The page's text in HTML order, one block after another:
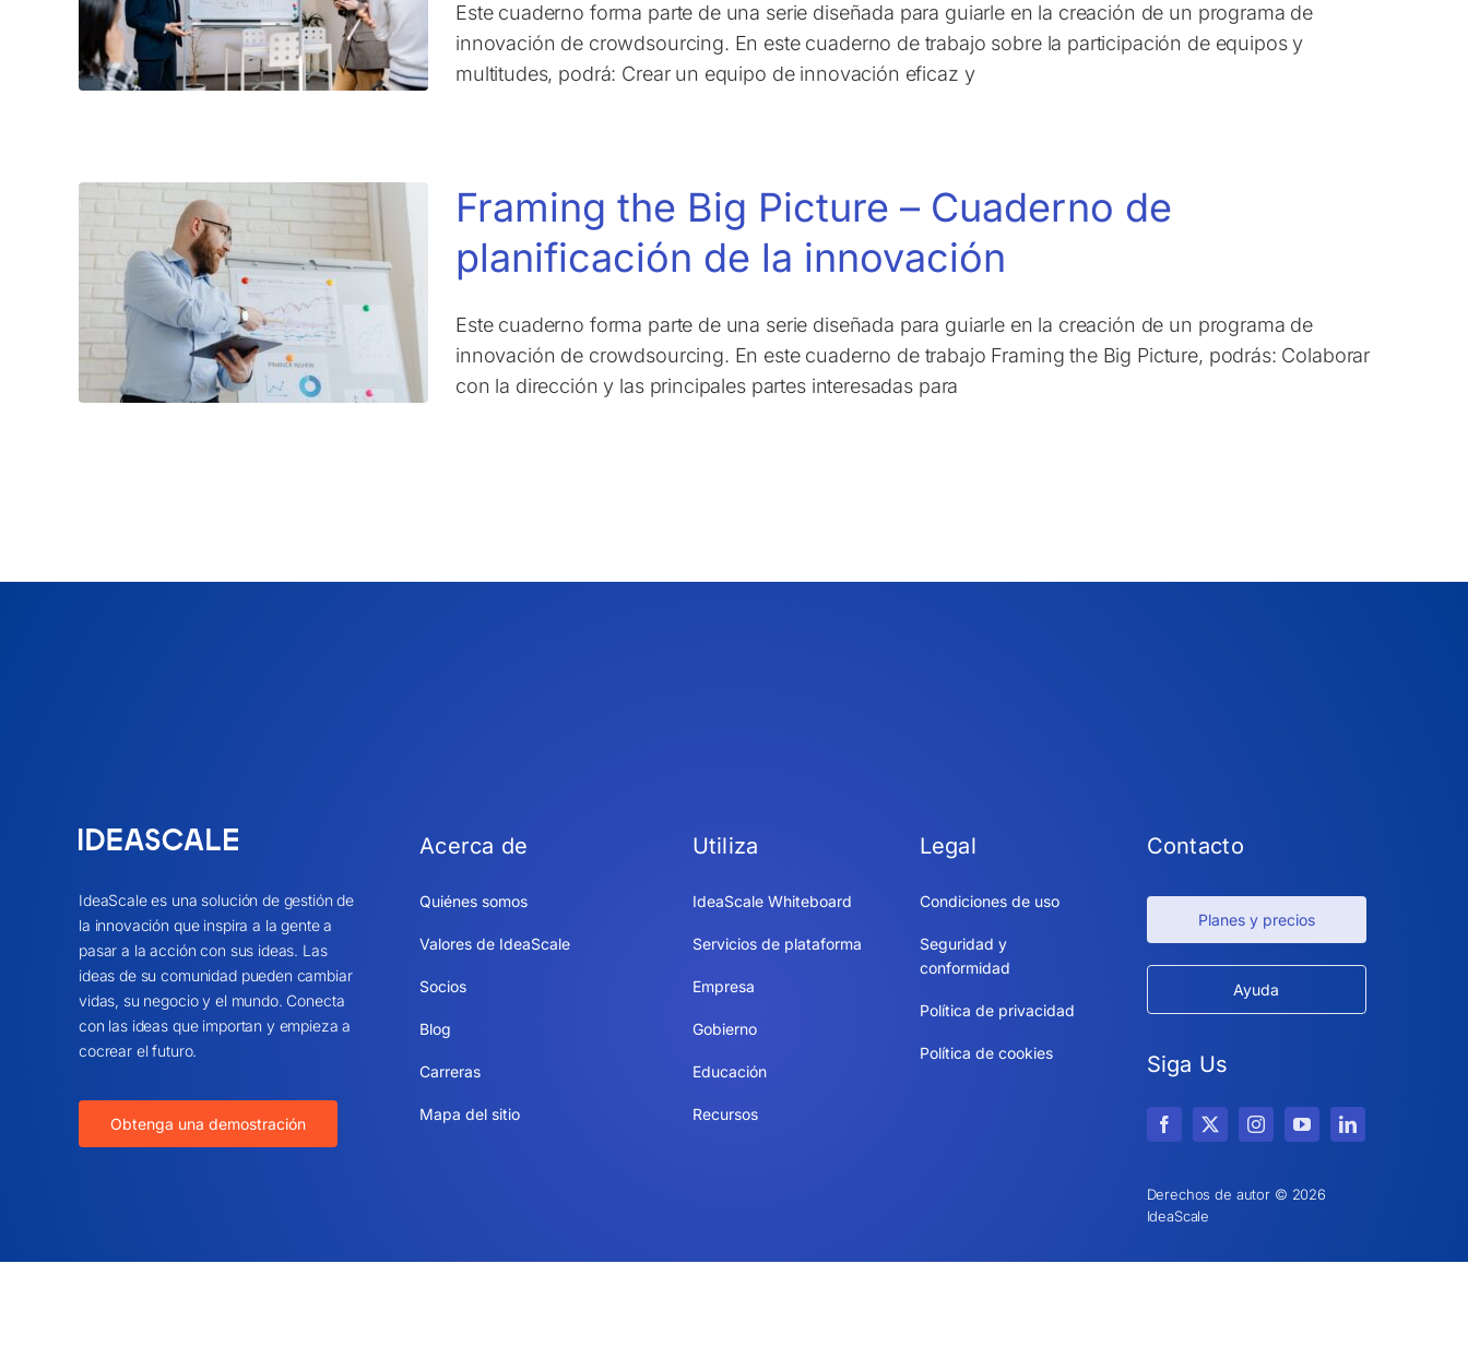
Este cuaderno forma parte de una serie diseñada para guiarle en la creación de un programa de
innovación de crowdsourcing. En este cuaderno de trabajo sobre la participación de equipos y
multitudes, podrá: Crear un equipo de innovación eficaz y
Framing the Big Picture – Cuaderno de
planificación de la innovación
Este cuaderno forma parte de una serie diseñada para guiarle en la creación de un programa de
innovación de crowdsourcing. En este cuaderno de trabajo Framing the Big Picture, podrás: Colaborar
con la dirección y las principales partes interesadas para
IdeaScale es una solución de gestión de
la innovación que inspira a la gente a
pasar a la acción con sus ideas. Las
ideas de su comunidad pueden cambiar
vidas, su negocio y el mundo. Conecta
con las ideas que importan y empieza a
cocrear el futuro.
Obtenga una demostración
Acerca de
Quiénes somos
Valores de IdeaScale
Socios
Blog
Carreras
Mapa del sitio
Utiliza
IdeaScale Whiteboard
Servicios de plataforma
Empresa
Gobierno
Educación
Recursos
Legal
Condiciones de uso
Seguridad y
conformidad
Política de privacidad
Política de cookies
Contacto
Planes y precios
Ayuda
Siga Us
Derechos de autor © 2026
IdeaScale